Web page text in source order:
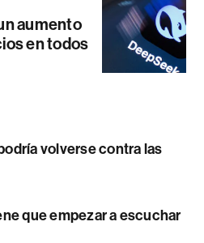
aumento
en todos
volverse contra las
que empezar a escuchar